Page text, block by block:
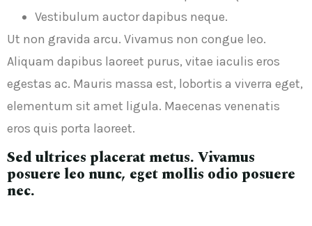
Vestibulum auctor dapibus neque.
Ut non gravida arcu. Vivamus non congue leo.
Aliquam dapibus laoreet purus, vitae iaculis eros
egestas ac. Mauris massa est, lobortis a viverra eget,
elementum sit amet ligula. Maecenas venenatis
eros quis porta laoreet.
Sed ultrices placerat metus. Vivamus
posuere leo nunc, eget mollis odio posuere
nec.